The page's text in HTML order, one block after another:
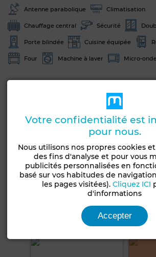
Antenne parabolique Climatisation
Chauffage central Sécurité
Porte blindée Cuisine équipée
Four Machine à laver Micro-
Voir plus de photos
Votre confidentialité est
pour nous.
Nous utilisons nos propres cookies
des fins d'analyse et pour vous
publicités personnalisées en
basé sur vos habitudes de
les pages visitées). Cliquez ICI
d'informations
Accepter